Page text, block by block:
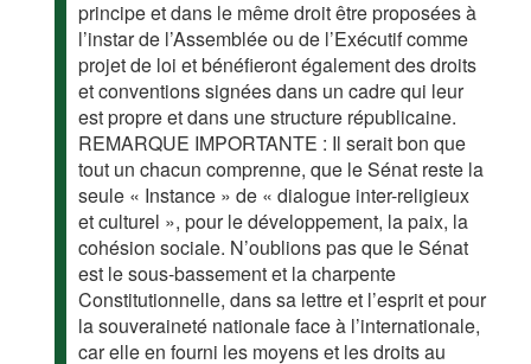
principe et dans le même droit être proposées à
l’instar de l’Assemblée ou de l’Exécutif comme
projet de loi et bénéfieront également des droits
et conventions signées dans un cadre qui leur
est propre et dans une structure républicaine.
REMARQUE IMPORTANTE : Il serait bon que
tout un chacun comprenne, que le Sénat reste la
seule « Instance » de « dialogue inter-religieux
et culturel », pour le développement, la paix, la
cohésion sociale. N’oublions pas que le Sénat
est le sous-bassement et la charpente
Constitutionnelle, dans sa lettre et l’esprit et pour
la souveraineté nationale face à l’internationale,
car elle en fourni les moyens et les droits au